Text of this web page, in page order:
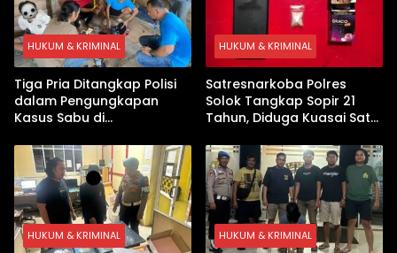
HUKUM & KRIMINAL
Tiga Pria Ditangkap Polisi
dalam Pengungkapan
Kasus Sabu di
Digital hingga Bong Disita
HUKUM & KRIMINAL
Satresnarkoba Polres
Solok Tangkap Sopir 21
Tahun, Diduga Kuasai Satu
HUKUM & KRIMINAL HUKUM & KRIMINAL